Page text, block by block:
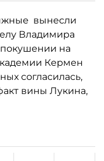
вынесли
Владимира
на
Кермен
согласилась,
вины Лукина,